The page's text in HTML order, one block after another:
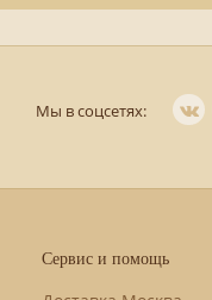
Мы в соцсетях:
Сервис и помощь